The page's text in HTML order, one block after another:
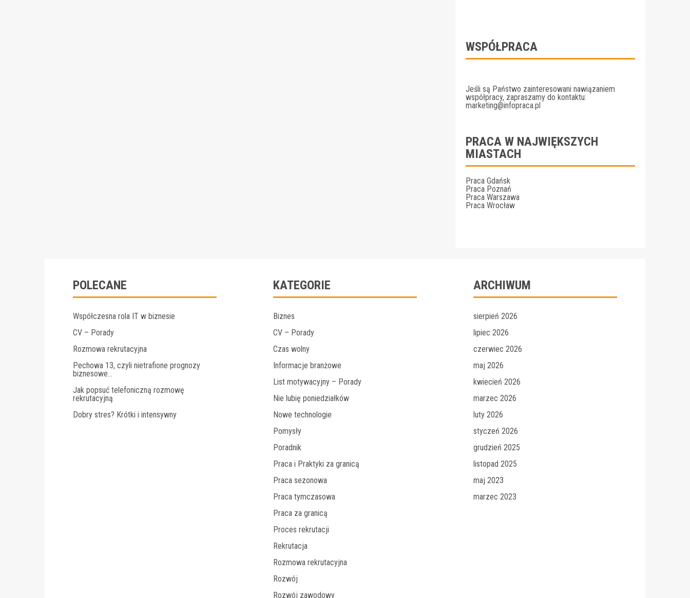
WSPÓŁPRACA
Jeśli są Państwo zainteresowani nawiązaniem
współpracy, zapraszamy do kontaktu:
marketing@infopraca.pl
PRACA W NAJWIĘKSZYCH
MIASTACH
Praca Gdańsk
Praca Poznań
Praca Warszawa
Praca Wrocław
POLECANE
Współczesna rola IT w biznesie
CV – Porady
Rozmowa rekrutacyjna
Pechowa 13, czyli nietrafione prognozy
biznesowe…
Jak popsuć telefoniczną rozmowę
rekrutacyjną
Dobry stres? Krótki i intensywny
KATEGORIE
Biznes
CV – Porady
Czas wolny
Informacje branżowe
List motywacyjny – Porady
Nie lubię poniedziałków
Nowe technologie
Pomysły
Poradnik
Praca i Praktyki za granicą
Praca sezonowa
Praca tymczasowa
Praca za granicą
Proces rekrutacji
Rekrutacja
Rozmowa rekrutacyjna
Rozwój
Rozwój zawodowy
ARCHIWUM
sierpień 2026
lipiec 2026
czerwiec 2026
maj 2026
kwiecień 2026
marzec 2026
luty 2026
styczeń 2026
grudzień 2025
listopad 2025
maj 2023
marzec 2023